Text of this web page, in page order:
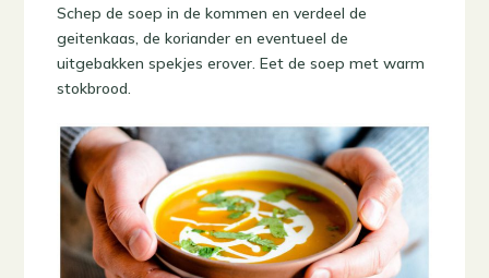
Schep de soep in de kommen en verdeel de
geitenkaas, de koriander en eventueel de
uitgebakken spekjes erover. Eet de soep met warm
stokbrood.